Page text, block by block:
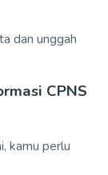
dan unggah
CPNS
kamu perlu